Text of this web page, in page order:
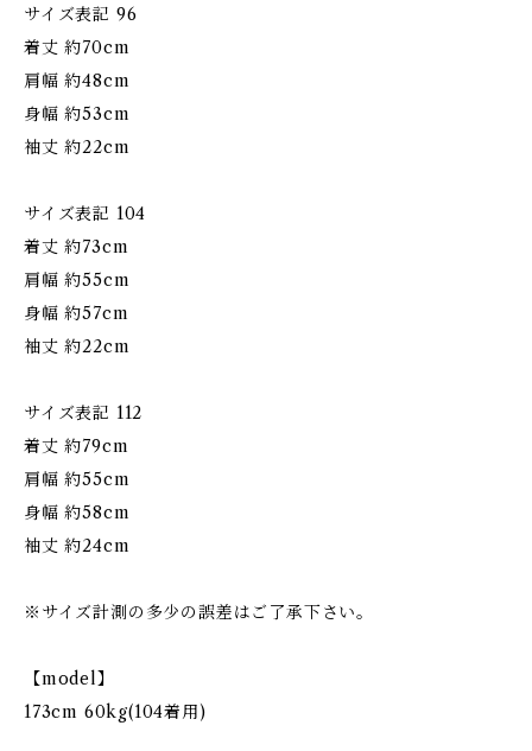
サイズ表記 96
着丈 約70cm
肩幅 約48cm
身幅 約53cm
袖丈 約22cm
サイズ表記 104
着丈 約73cm
肩幅 約55cm
身幅 約57cm
袖丈 約22cm
サイズ表記 112
着丈 約79cm
肩幅 約55cm
身幅 約58cm
袖丈 約24cm
※サイズ計測の多少の誤差はご了承下さい。
【model】
173cm 60kg(104着用)